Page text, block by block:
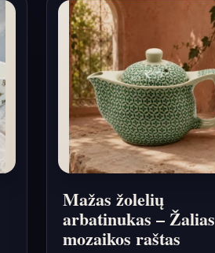
Mažas žolelių
arbatinukas – Žalias
mozaikos raštas